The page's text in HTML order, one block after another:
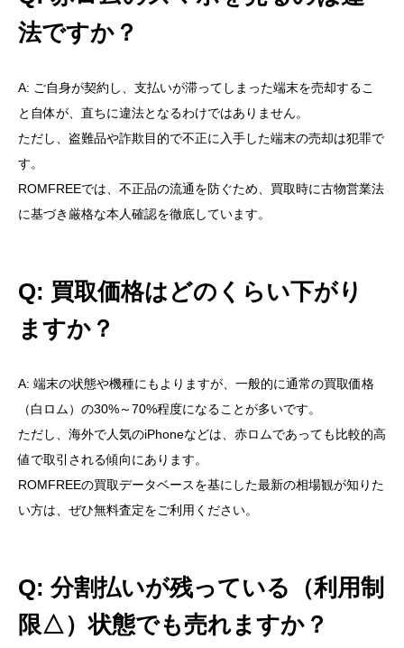
法ですか？
A: ご自身が契約し、支払いが滞ってしまった端末を売却するこ
と自体が、直ちに違法となるわけではありません。
ただし、盗難品や詐欺目的で不正に入手した端末の売却は犯罪で
す。
ROMFREEでは、不正品の流通を防ぐため、買取時に古物営業法
に基づき厳格な本人確認を徹底しています。
Q: 買取価格はどのくらい下がり
ますか？
A: 端末の状態や機種にもよりますが、一般的に通常の買取価格
（白ロム）の30%～70%程度になることが多いです。
ただし、海外で人気のiPhoneなどは、赤ロムであっても比較的高
値で取引される傾向にあります。
ROMFREEの買取データベースを基にした最新の相場観が知りた
い方は、ぜひ無料査定をご利用ください。
Q: 分割払いが残っている（利用制
限△）状態でも売れますか？